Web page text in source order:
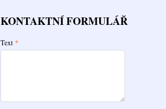
KONTAKTNÍ FORMULÁŘ
Text *